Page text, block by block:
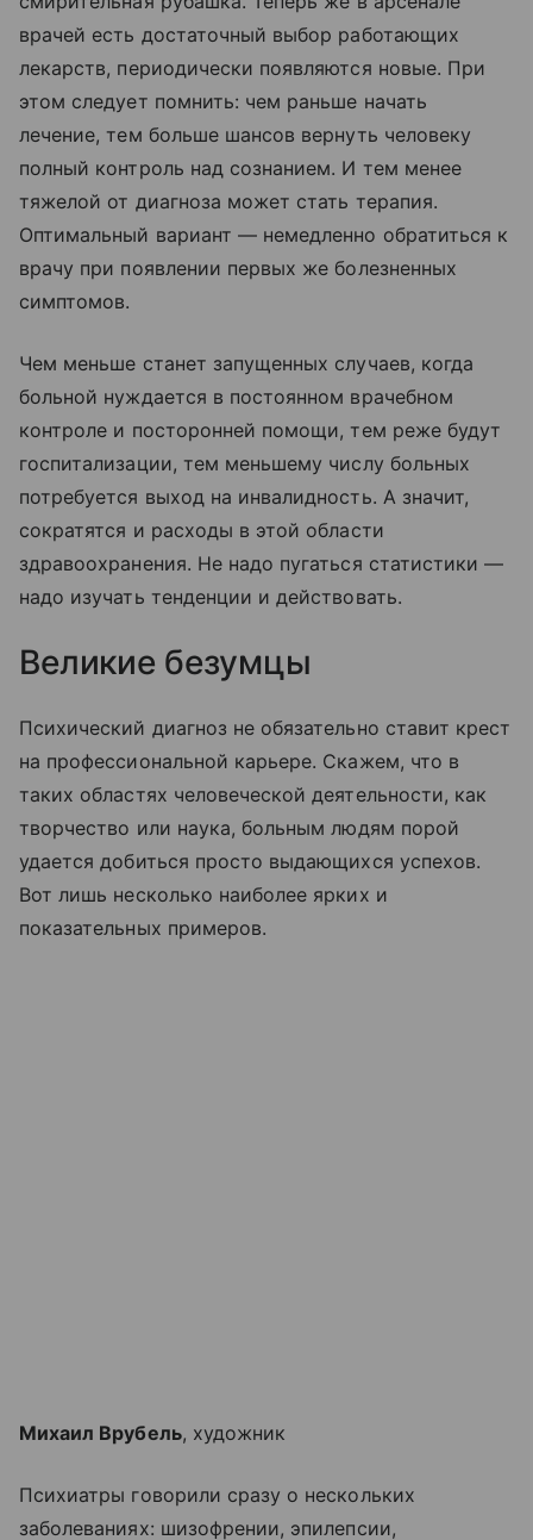
врачей есть достаточный выбор работающих
лекарств, периодически появляются новые. При
этом следует помнить: чем раньше начать
лечение, тем больше шансов вернуть человеку
полный контроль над сознанием. И тем менее
тяжелой от диагноза может стать терапия.
Оптимальный вариант — немедленно обратиться к
врачу при появлении первых же болезненных
симптомов.
Чем меньше станет запущенных случаев, когда
больной нуждается в постоянном врачебном
контроле и посторонней помощи, тем реже будут
госпитализации, тем меньшему числу больных
потребуется выход на инвалидность. А значит,
сократятся и расходы в этой области
здравоохранения. Не надо пугаться статистики —
надо изучать тенденции и действовать.
Великие безумцы
Психический диагноз не обязательно ставит крест
на профессиональной карьере. Скажем, что в
таких областях человеческой деятельности, как
творчество или наука, больным людям порой
удается добиться просто выдающихся успехов.
Вот лишь несколько наиболее ярких и
показательных примеров.
Михаил Врубель, художник
Психиатры говорили сразу о нескольких
заболеваниях: шизофрении, эпилепсии,